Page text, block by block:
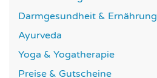
Darmgesundheit & Ernährung
Ayurveda
Yoga & Yogatherapie
Preise & Gutscheine